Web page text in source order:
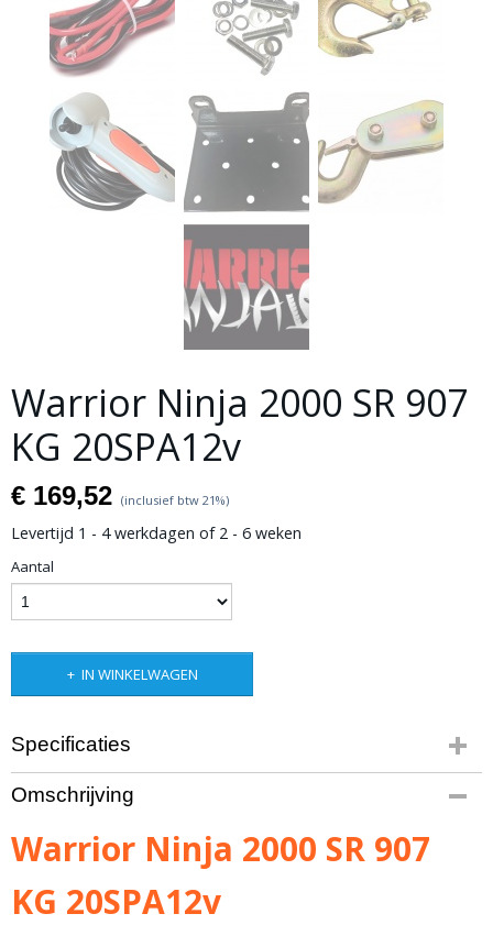
Warrior Ninja 2000 SR 907
KG 20SPA12v
€ 169,52 (inclusief btw 21%)
Levertijd 1 - 4 werkdagen of 2 - 6 weken
Aantal
IN WINKELWAGEN
Specificaties
Productcode
10-57
Bruto gewicht
10,00 Kg
Omschrijving
Warrior Ninja 2000 SR 907
KG 20SPA12v